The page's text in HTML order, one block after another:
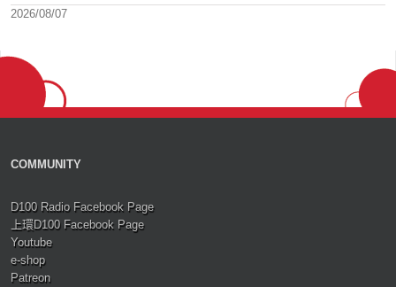
2026/08/07
COMMUNITY
D100 Radio Facebook Page
上環D100 Facebook Page
Youtube
e-shop
Patreon